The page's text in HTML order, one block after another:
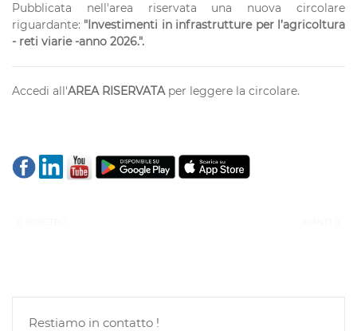
Pubblicata nell'area riservata una nuova circolare
riguardante: "Investimenti in infrastrutture per l’agricoltura
- reti viarie -anno 2026.".
Accedi all'AREA RISERVATAper leggere la circolare.
Restiamo in contatto !